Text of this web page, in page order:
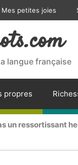
Mes petites joies
langue française
propres
un ressortissant